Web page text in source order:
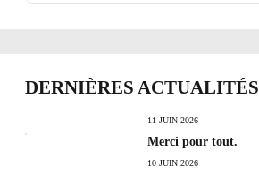
DERNIÈRES ACTUALITÉS
11 JUIN 2026
Merci pour tout.
10 JUIN 2026